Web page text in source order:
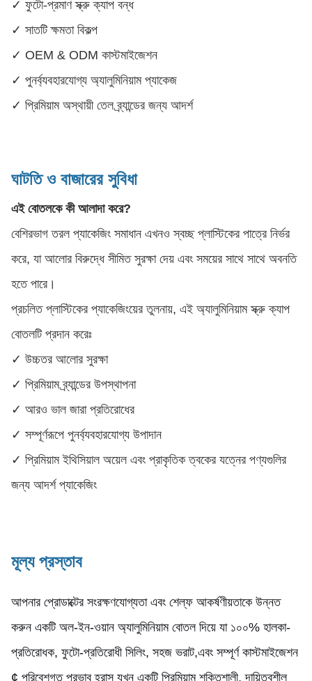
✓ ফুটো-প্রমাণ স্ক্রু ক্যাপ বন্ধ
✓ সাতটি ক্ষমতা বিকল্প
✓ OEM & ODM কাস্টমাইজেশন
✓ পুনর্ব্যবহারযোগ্য অ্যালুমিনিয়াম প্যাকেজ
✓ প্রিমিয়াম অস্থায়ী তেল ব্র্যান্ডের জন্য আদর্শ
ঘাটতি ও বাজারের সুবিধা
এই বোতলকে কী আলাদা করে?
বেশিরভাগ তরল প্যাকেজিং সমাধান এখনও স্বচ্ছ প্লাস্টিকের পাত্রে নির্ভর
করে, যা আলোর বিরুদ্ধে সীমিত সুরক্ষা দেয় এবং সময়ের সাথে সাথে অবনতি
হতে পারে।
প্রচলিত প্লাস্টিকের প্যাকেজিংয়ের তুলনায়, এই অ্যালুমিনিয়াম স্ক্রু ক্যাপ
বোতলটি প্রদান করেঃ
✓ উচ্চতর আলোর সুরক্ষা
✓ প্রিমিয়াম ব্র্যান্ডের উপস্থাপনা
✓ আরও ভাল জারা প্রতিরোধের
✓ সম্পূর্ণরূপে পুনর্ব্যবহারযোগ্য উপাদান
✓ প্রিমিয়াম ইথিসিয়াল অয়েল এবং প্রাকৃতিক ত্বকের যত্নের পণ্যগুলির
জন্য আদর্শ প্যাকেজিং
মূল্য প্রস্তাব
আপনার প্রোডাক্টের সংরক্ষণযোগ্যতা এবং শেল্ফ আকর্ষণীয়তাকে উন্নত
করুন একটি অল-ইন-ওয়ান অ্যালুমিনিয়াম বোতল দিয়ে যা ১০০% হালকা-
প্রতিরোধক, ফুটো-প্রতিরোধী সিলিং, সহজ ভরাট,এবং সম্পূর্ণ কাস্টমাইজেশন
¢ পরিবেশগত প্রভাব হ্রাস যখন একটি প্রিমিয়াম শক্তিশালী, দায়িত্বশীল